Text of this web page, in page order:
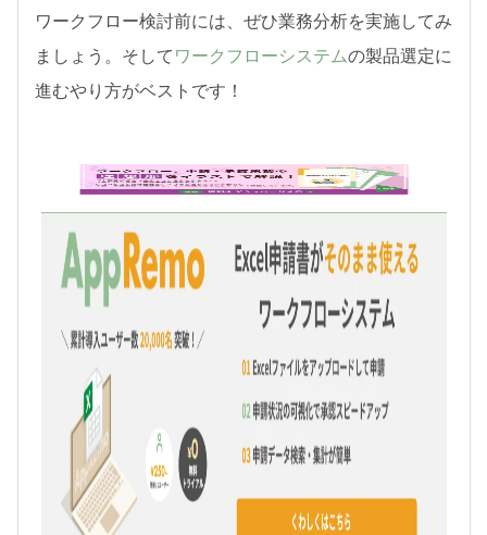
ワークフロー検討前には、ぜひ業務分析を実施してみ
ましょう。そして ワークフローシステムの製品選定に
進むやり方がベストです！